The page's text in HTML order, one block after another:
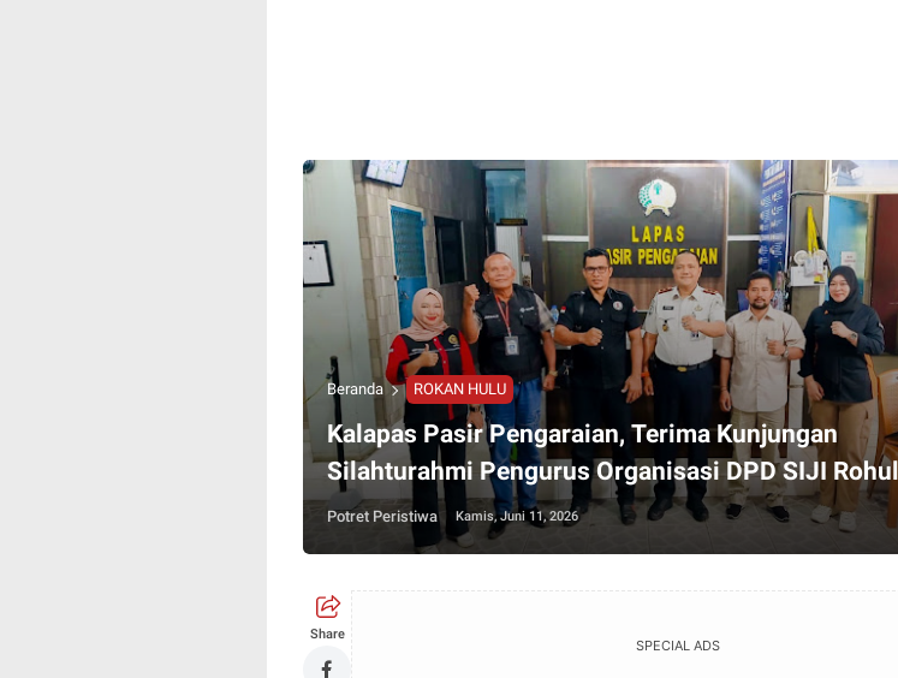
Beranda ROKAN HULU
Kalapas Pasir Pengaraian, Terima Kunjungan
Silahturahmi Pengurus Organisasi DPD SIJI Rohul
Potret Peristiwa Kamis, Juni 11, 2026
Share
SPECIAL ADS